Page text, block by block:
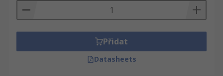
Přidat
Datasheets